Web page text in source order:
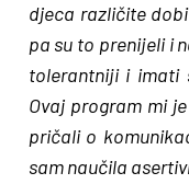
djeca različite
pa su to prenijeli i
tolerantniji i imati
Ovaj program mi
pričali o
sam naučila